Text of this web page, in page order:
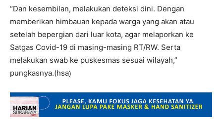
“Dan kesembilan, melakukan deteksi dini. Dengan
memberikan himbauan kepada warga yang akan atau
setelah bepergian dari luar kota, agar melaporkan ke
Satgas Covid-19 di masing-masing RT/RW. Serta
melakukan swab ke puskesmas sesuai wilayah,”
pungkasnya.(hsa)